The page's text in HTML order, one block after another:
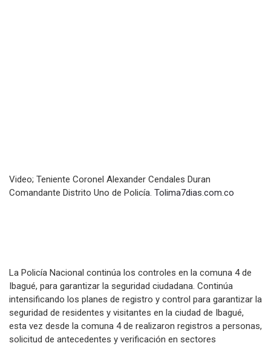
Video; Teniente Coronel Alexander Cendales Duran
Comandante Distrito Uno de Policía. Tolima7dias.com.co
La Policía Nacional continúa los controles en la comuna 4 de
Ibagué, para garantizar la seguridad ciudadana. Continúa
intensificando los planes de registro y control para garantizar la
seguridad de residentes y visitantes en la ciudad de Ibagué,
esta vez desde la comuna 4 de realizaron registros a personas,
solicitud de antecedentes y verificación en sectores